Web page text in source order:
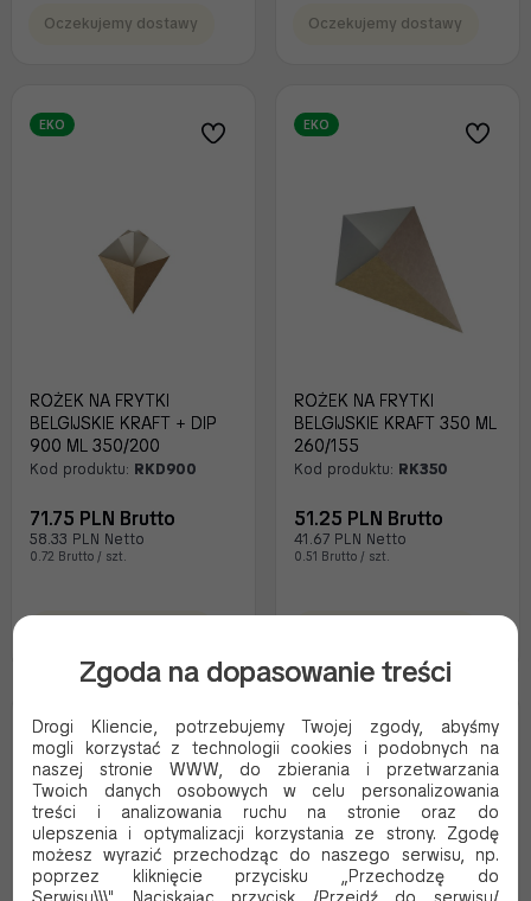
Oczekujemy dostawy Oczekujemy dostawy
EKO
ROŻEK NA FRYTKI
BELGIJSKIE KRAFT + DIP
900 ML 350/200
Kod produktu: RKD900
71.75 PLN Brutto
58.33 PLN Netto
0.72 Brutto / szt.
EKO
ROŻEK NA FRYTKI
BELGIJSKIE KRAFT 350 ML
260/155
Kod produktu: RK350
51.25 PLN Brutto
41.67 PLN Netto
0.51 Brutto / szt.
EKO EKO
Zgoda na dopasowanie treści
Drogi Kliencie, potrzebujemy Twojej zgody, abyśmy
mogli korzystać z technologii cookies i podobnych na
naszej stronie WWW, do zbierania i przetwarzania
Twoich danych osobowych w celu personalizowania
treści i analizowania ruchu na stronie oraz do
ulepszenia i optymalizacji korzystania ze strony. Zgodę
możesz wyrazić przechodząc do naszego serwisu, np.
poprzez kliknięcie przycisku „Przechodzę do